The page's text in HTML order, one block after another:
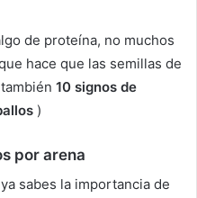
de proteína, no muchos
hace que las semillas de
10 signos de
)
por arena
sabes la importancia de